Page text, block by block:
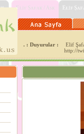
. : Duyurular :
Elif
http://